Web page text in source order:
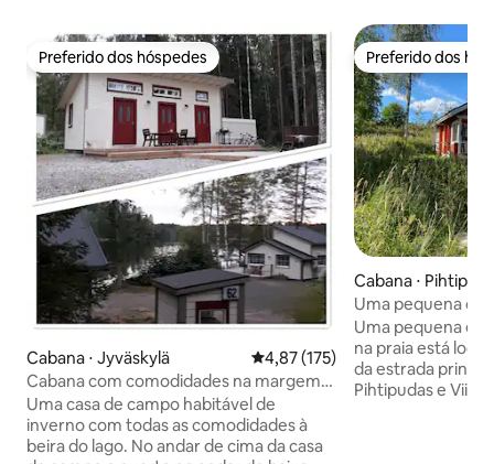
Preferido dos hóspedes
Preferido dos hóspedes
Cabana ⋅ Jyväskylä 4,87 de uma avaliação média de
4,87 (175)
Cabana com comodidades na margem
do lago Vesankajärvi.
Uma casa de campo habitável de
inverno com todas as comodidades à
beira do lago. No andar de cima da casa
Preferido dos
Preferido dos
Cabana ⋅
Uma pequena
própria praia,
Uma pequena e
na praia está
da estrada
Pihtipudas e